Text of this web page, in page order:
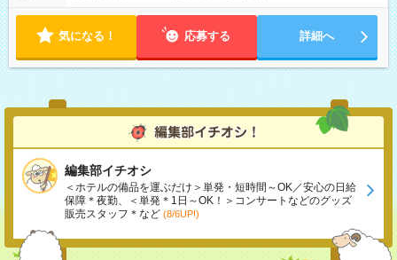
気になる！ 応募する 詳細へ
編集部イチオシ
＜ホテルの備品を運ぶだけ＞単発・短時間～OK／安心の日給
保障＊夜勤、＜単発＊1日～OK！＞コンサートなどのグッズ
販売スタッフ＊など (8/6UP!)